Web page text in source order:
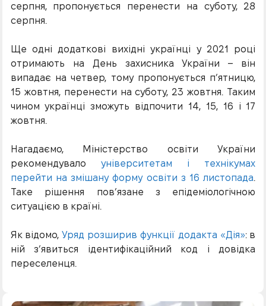
серпня, пропонується перенести на суботу, 28
серпня.
Ще одні додаткові вихідні українці у 2021 році
отримають на День захисника України – він
випадає на четвер, тому пропонується п’ятницю,
15 жовтня, перенести на суботу, 23 жовтня. Таким
чином українці зможуть відпочити 14, 15, 16 і 17
жовтня.
Нагадаємо, Міністерство освіти України
рекомендувало університетам і технікумах
перейти на змішану форму освіти з 16 листопада.
Таке рішення пов’язане з епідеміологічною
ситуацією в країні.
Як відомо,Уряд розширив функції додакта «Дія»: в
ній з’явиться ідентифікаційний код і довідка
переселенця.